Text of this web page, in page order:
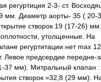
регуртиция 2-3- ст.
мм. Диаметр аорты- 35 ( 20-
створок 19 (17-26)
утолщенные. На
регуртитации нет max
Левое предсердие передне-
37 мм). Митральный клапан :
створок =32,8 (29 мм).